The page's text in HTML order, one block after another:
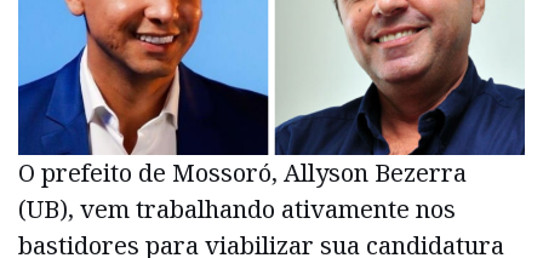
O prefeito de Mossoró, Allyson Bezerra
(UB), vem trabalhando ativamente nos
bastidores para viabilizar sua candidatura